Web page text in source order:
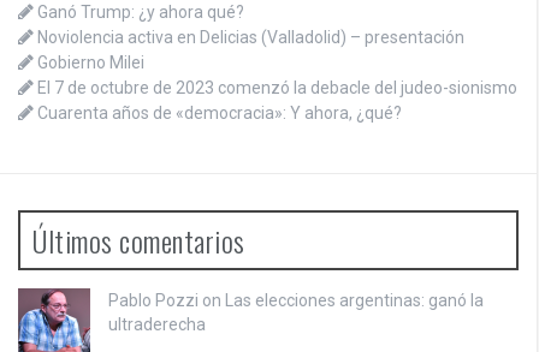
Ganó Trump: ¿y ahora qué?
Noviolencia activa en Delicias (Valladolid) – presentación
Gobierno Milei
El 7 de octubre de 2023 comenzó la debacle del judeo-sionismo
Cuarenta años de «democracia»: Y ahora, ¿qué?
Últimos comentarios
Pablo Pozzi on
Las elecciones argentinas: ganó la
ultraderecha